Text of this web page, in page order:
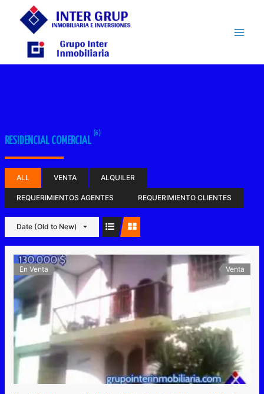
contenido
RESIDENCIAL COMERCIAL
(6)
ALL VENTA ALQUILER
REQUERIMIENTOS AGENTES REQUERIMIENTO CLIENTES
Date (Old to New)
En Venta Venta